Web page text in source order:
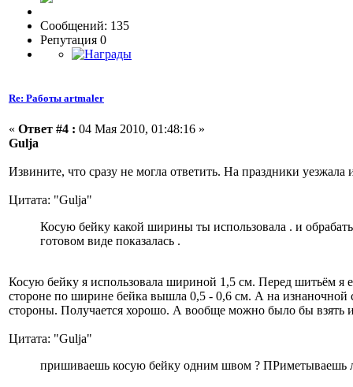
Сообщений: 135
Репутация 0
Re: Работы artmaler
« Ответ #4 : 04 Мая 2010, 01:48:16 »
Gulja
Извините, что сразу не могла ответить. На праздники уезжала
Цитата: "Gulja"
Косую бейку какой ширины ты использовала . и
готовом виде показалась .
Косую бейку я использовала шириной 1,5 см. Перед шитьём я
стороне по ширине бейка вышла 0,5 - 0,6 см. А на
стороны. Получается хорошо. А вообще можно было бы взять
Цитата: "Gulja"
пришиваешь косую бейку одним швом ? ПРиметываешь